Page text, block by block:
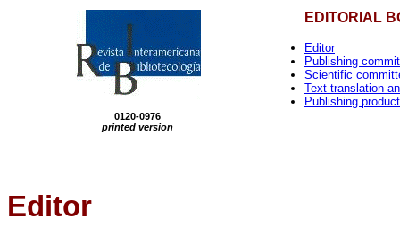
0120-0976
printed version
EDITORIAL
Editor
Publishing
Scientific
Text translation
Publishing
Editor